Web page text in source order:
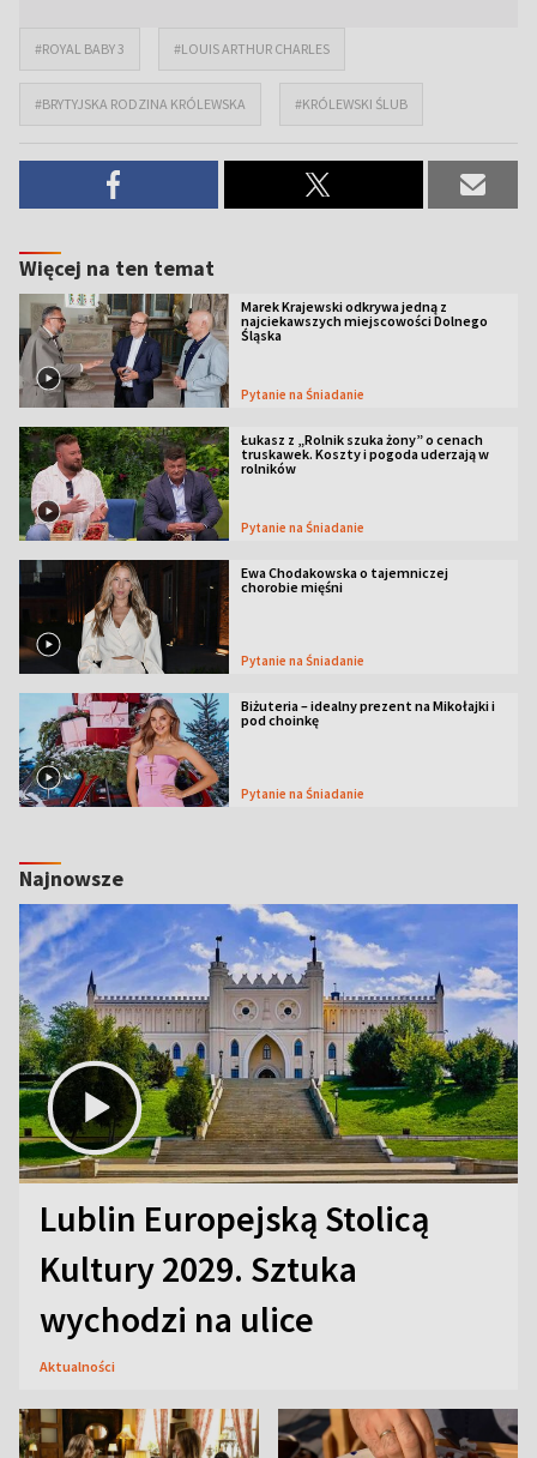
#ROYAL BABY 3 #LOUIS ARTHUR CHARLES
#BRYTYJSKA RODZINA KRÓLEWSKA #KRÓLEWSKI ŚLUB
Więcej na ten temat
Marek Krajewski odkrywa jedną z
najciekawszych miejscowości Dolnego
Śląska
Pytanie na Śniadanie
Łukasz z „Rolnik szuka żony” o cenach
truskawek. Koszty i pogoda uderzają w
rolników
Pytanie na Śniadanie
Ewa Chodakowska o tajemniczej
chorobie mięśni
Pytanie na Śniadanie
Biżuteria – idealny prezent na Mikołajki i
pod choinkę
Pytanie na Śniadanie
Najnowsze
Lublin Europejską Stolicą
Kultury 2029. Sztuka
wychodzi na ulice
Aktualności